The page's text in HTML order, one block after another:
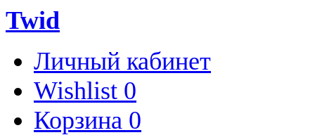
Twid
Личный кабинет
Wishlist 0
Корзина 0